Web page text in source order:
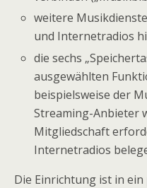
weitere
und Internetradios
die sechs
ausgewählten
beispielsweise der
Streaming-Anbieter
Mitgliedschaft
Internetradios
Die Einrichtung ist in